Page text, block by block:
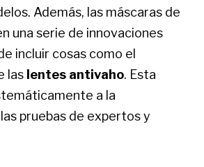
Además, las máscaras de
una serie de innovaciones
incluir cosas como el
las lentes antivaho. Esta
a la
pruebas de expertos y